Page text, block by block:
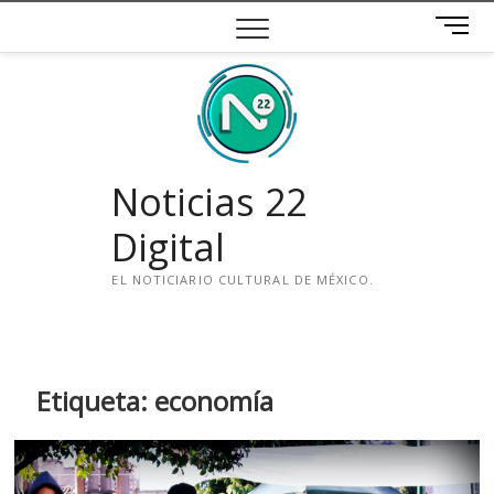
contenido
B
o
Noticias 22
Digital
EL NOTICIARIO CULTURAL DE MÉXICO.
g
r
a
Etiqueta: economía